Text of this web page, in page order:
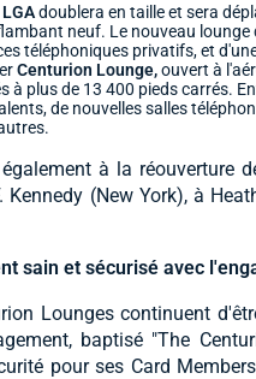
doublera en taille et sera
neuf. Le nouveau
téléphoniques privatifs, et
Centurion Lounge,ouvert à
à plus de 13 400 pieds carrés.
de nouvelles salles
à la réouverture
Kennedy (New York), à
sain et sécurisé avec
Lounges continuent
baptisé "The
pour ses Card